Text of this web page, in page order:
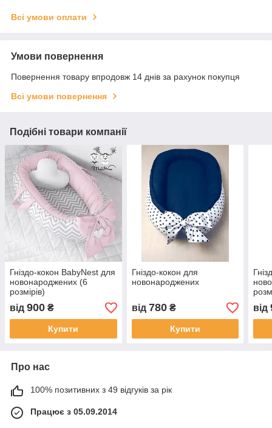
Всі умови оплати
Умови повернення
Повернення товару впродовж 14 днів за рахунок покупця
Всі умови повернення
Подібні товари компанії
Гніздо-кокон BabyNest для
новонароджених (6
розмірів)
від 900 ₴
Купити
Гніздо-кокон для
новонароджених
від 780₴
Купити
від
Про нас
100% позитивних з 49 відгуків за рік
Працює з 05.09.2014